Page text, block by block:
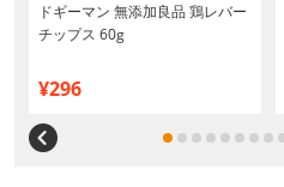
ドギーマン 無添加良品 鶏レバー
チップス 60g
¥296